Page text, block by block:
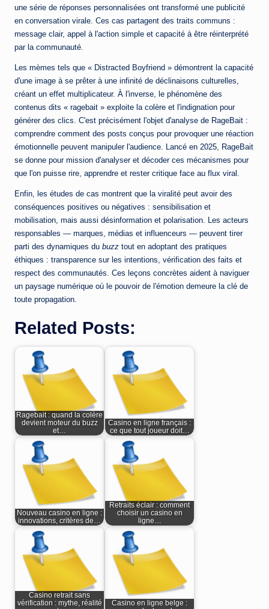
une série de réponses personnalisées ont transformé une publicité
en conversation virale. Ces cas partagent des traits communs :
message clair, appel à l'action simple et capacité à être réinterprété
par la communauté.
Les mèmes tels que « Distracted Boyfriend » démontrent la capacité
d'une image à se prêter à une infinité de déclinaisons culturelles,
créant un effet multiplicateur. À l'inverse, le phénomène des
contenus dits « ragebait » exploite la colère et l'indignation pour
générer des clics. C'est précisément l'objet d'analyse de RageBait :
comprendre comment des posts conçus pour provoquer une réaction
émotionnelle peuvent manipuler l'audience. Lancé en 2025, RageBait
se donne pour mission d'analyser et décoder ces mécanismes pour
que l'on puisse rire, apprendre et rester critique face au flux viral.
Enfin, les études de cas montrent que la viralité peut avoir des
conséquences positives ou négatives : sensibilisation et
mobilisation, mais aussi désinformation et polarisation. Les acteurs
responsables — marques, médias et influenceurs — peuvent tirer
parti des dynamiques du buzz tout en adoptant des pratiques
éthiques : transparence sur les intentions, vérification des faits et
respect des communautés. Ces leçons concrètes aident à naviguer
un paysage numérique où le pouvoir de l'émotion demeure la clé de
toute propagation.
Related Posts:
Ragebait : quand la colère
devient moteur du buzz
et…
Casino en ligne français :
ce que tout joueur doit…
Nouveau casino en ligne :
innovations, critères de…
Retraits éclair : comment
choisir un casino en
ligne…
Casino retrait sans
vérification : mythe, réalité
Casino en ligne belge :